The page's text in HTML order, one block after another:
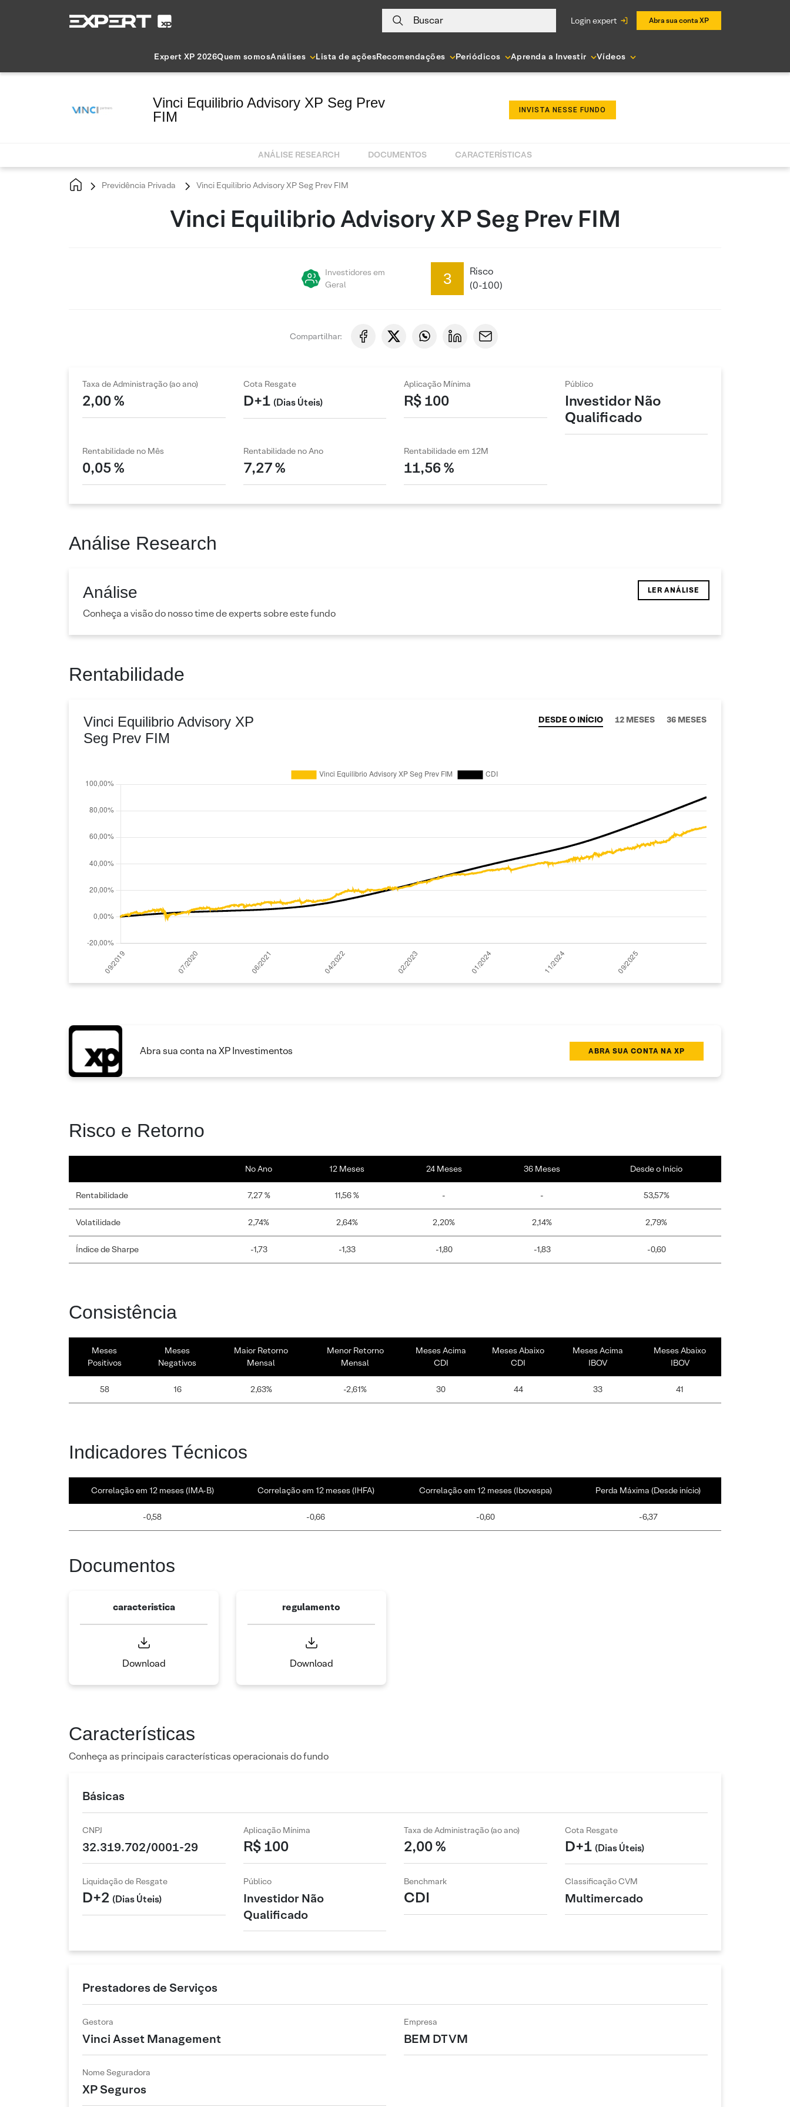
Buscar login expert Abra sua conta XP
Expert XP 2026Quem somosAnálises Lista de açõesRecomendações Periódicos Aprenda a Investir Vídeos
Vinci Equilibrio Advisory XP Seg Prev
FIM
INVISTA NESSE FUNDO
ANÁLISE RESEARCH DOCUMENTOS CARACTERÍSTICAS
Previdência Privada Vinci Equilibrio Advisory XP Seg Prev FIM
Vinci Equilibrio Advisory XP Seg Prev FIM
Investidores em
Geral
3
Risco
(0-100)
Compartilhar:
Taxa de Administração (ao ano)
2,00 %
Cota Resgate
D+1 (Dias Úteis)
Aplicação Mínima
R$ 100
Público
Investidor Não
Qualificado
Rentabilidade no Mês
0,05 %
Rentabilidade no Ano
7,27 %
Rentabilidade em 12M
11,56 %
Análise Research
Análise
Conheça a visão do nosso time de experts sobre este fundo
LER ANÁLISE
Rentabilidade
Vinci Equilibrio Advisory XP
Seg Prev FIM
DESDE O INÍCIO 12 MESES 36 MESES
Abra sua conta na XP Investimentos ABRA SUA CONTA NA XP
Risco e Retorno
No Ano 12 Meses 24 Meses 36 Meses Desde o Início
Rentabilidade 7,27 % 11,56 % - - 53,57%
Volatilidade 2,74% 2,64% 2,20% 2,14% 2,79%
Índice de Sharpe -1,73 -1,33 -1,80 -1,83 -0,60
Consistência
Meses
Positivos
Meses
Negativos
Maior Retorno
Mensal
Menor Retorno
Mensal
Meses Acima
CDI
Meses Abaixo
CDI
Meses Acima
IBOV
Meses Abaixo
IBOV
58 16 2,63% -2,61% 30 44 33 41
Indicadores Técnicos
Correlação em 12 meses (IMA-B) Correlação em 12 meses (IHFA) Correlação em 12 meses (Ibovespa) Perda Máxima (Desde início)
-0,58 -0,66 -0,60 -6,37
Documentos
caracteristica
Download
regulamento
Download
Características
Conheça as principais características operacionais do fundo
Básicas
CNPJ
32.319.702/0001-29
Aplicação Mínima
R$ 100
Taxa de Administração (ao ano)
2,00 %
Cota Resgate
D+1 (Dias Úteis)
Liquidação de Resgate
D+2 (Dias Úteis)
Público
Investidor Não
Qualificado
Benchmark
CDI
Classificação CVM
Multimercado
Prestadores de Serviços
Gestora
Vinci Asset Management
Empresa
BEM DTVM
Nome Seguradora
XP Seguros